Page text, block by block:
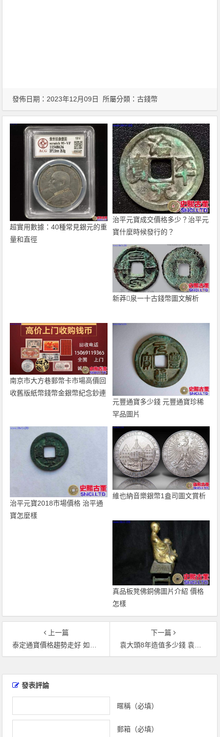
發佈日期：2023年12月09日 所屬分類：古錢幣
超實用數據：40種常見銀元的重
量和直徑
治平元寶成交價格多少？治平元
寶什麼時候發行的？
新莽泉一十古錢幣圖文解析
南京市大方巷郵幣卡市場高價回
收舊版紙幣錢幣金銀幣紀念鈔連
元豐通寶多少錢 元豐通寶珍稀
罕品圖片
治平元寶2018市場價格 治平通
寶怎麼樣
維也納音樂銀幣1盎司圖文賞析
真品板凳佛銅佛圖片介紹 價格
怎樣
上一篇
泰定通寶價格趨勢走好 如何收藏能獲得高回報？
下一篇
袁大頭8年造值多少錢 袁大頭8年造價格多少
發表評論
暱稱（必填）
郵箱（必填）